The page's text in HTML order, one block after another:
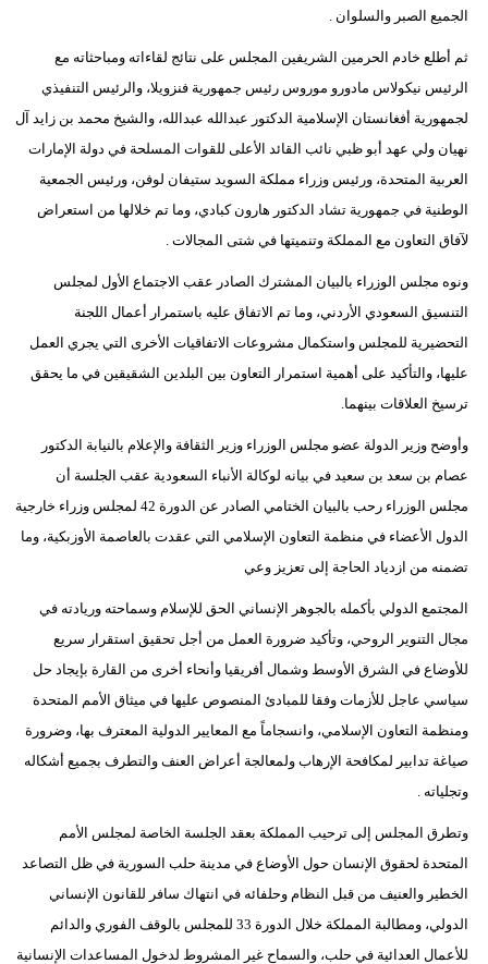
الجميع الصبر والسلوان .
ثم أطلع خادم الحرمين الشريفين المجلس على نتائج لقاءاته ومباحثاته مع
الرئيس نيكولاس مادورو موروس رئيس جمهورية فنزويلا، والرئيس التنفيذي
لجمهورية أفغانستان الإسلامية الدكتور عبدالله عبدالله، والشيخ محمد بن زايد آل
نهيان ولي عهد أبو ظبي نائب القائد الأعلى للقوات المسلحة في دولة الإمارات
العربية المتحدة، ورئيس وزراء مملكة السويد ستيفان لوفن، ورئيس الجمعية
الوطنية في جمهورية تشاد الدكتور هارون كبادي، وما تم خلالها من استعراض
لآفاق التعاون مع المملكة وتنميتها في شتى المجالات .
ونوه مجلس الوزراء بالبيان المشترك الصادر عقب الاجتماع الأول لمجلس
التنسيق السعودي الأردني، وما تم الاتفاق عليه باستمرار أعمال اللجنة
التحضيرية للمجلس واستكمال مشروعات الاتفاقيات الأخرى التي يجري العمل
عليها، والتأكيد على أهمية استمرار التعاون بين البلدين الشقيقين في ما يحقق
ترسيخ العلاقات بينهما.
وأوضح وزير الدولة عضو مجلس الوزراء وزير الثقافة والإعلام بالنيابة الدكتور
عصام بن سعد بن سعيد في بيانه لوكالة الأنباء السعودية عقب الجلسة أن
مجلس الوزراء رحب بالبيان الختامي الصادر عن الدورة 42 لمجلس وزراء خارجية
الدول الأعضاء في منظمة التعاون الإسلامي التي عقدت بالعاصمة الأوزبكية، وما
تضمنه من ازدياد الحاجة إلى تعزيز وعي
المجتمع الدولي بأكمله بالجوهر الإنساني الحق للإسلام وسماحته وريادته في
مجال التنوير الروحي، وتأكيد ضرورة العمل من أجل تحقيق استقرار سريع
للأوضاع في الشرق الأوسط وشمال أفريقيا وأنحاء أخرى من القارة بإيجاد حل
سياسي عاجل للأزمات وفقا للمبادئ المنصوص عليها في ميثاق الأمم المتحدة
ومنظمة التعاون الإسلامي، وانسجاماً مع المعايير الدولية المعترف بها، وضرورة
صياغة تدابير لمكافحة الإرهاب ولمعالجة أعراض العنف والتطرف بجميع أشكاله
وتجلياته .
وتطرق المجلس إلى ترحيب المملكة بعقد الجلسة الخاصة لمجلس الأمم
المتحدة لحقوق الإنسان حول الأوضاع في مدينة حلب السورية في ظل التصاعد
الخطير والعنيف من قبل النظام وحلفائه في انتهاك سافر للقانون الإنساني
الدولي، ومطالبة المملكة خلال الدورة 33 للمجلس بالوقف الفوري والدائم
للأعمال العدائية في حلب، والسماح غير المشروط لدخول المساعدات الإنسانية